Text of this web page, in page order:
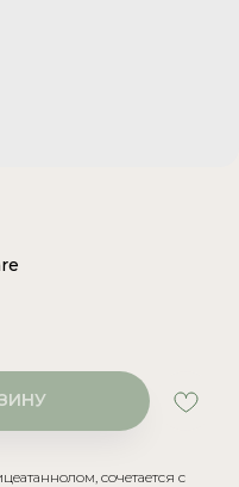
сочетается с